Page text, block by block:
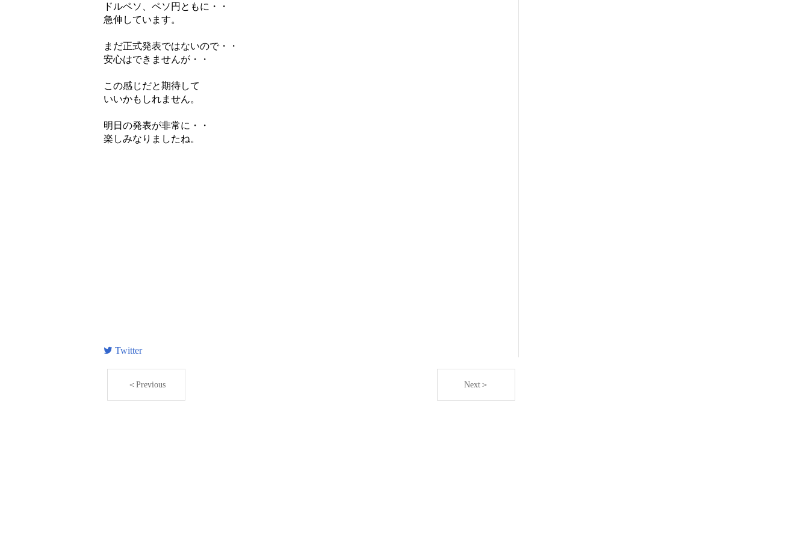
ドルペソ、ペソ円ともに・・
急伸しています。
まだ正式発表ではないので・・
安心はできませんが・・
この感じだと期待して
いいかもしれません。
明日の発表が非常に・・
楽しみなりましたね。
Twitter
＜Previous Next＞